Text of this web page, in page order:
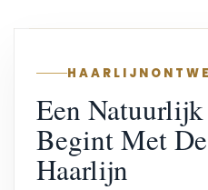
Een
Begint Met
Haarlijn